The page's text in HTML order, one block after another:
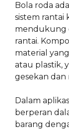
Bola roda
sistem
mendukung
rantai.
material
atau plastik,
gesekan dan
Dalam
berperan
barang